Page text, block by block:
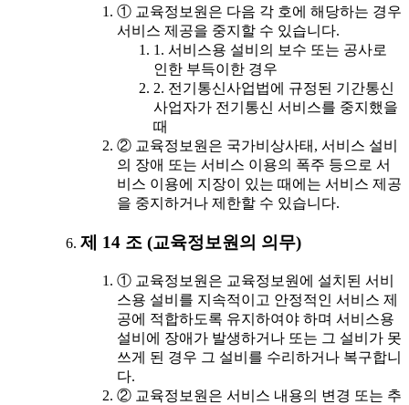
① 교육정보원은 다음 각 호에 해당하는 경우
서비스 제공을 중지할 수 있습니다.
1. 서비스용 설비의 보수 또는 공사로
인한 부득이한 경우
2. 전기통신사업법에 규정된 기간통신
사업자가 전기통신 서비스를 중지했을
때
② 교육정보원은 국가비상사태, 서비스 설비
의 장애 또는 서비스 이용의 폭주 등으로 서
비스 이용에 지장이 있는 때에는 서비스 제공
을 중지하거나 제한할 수 있습니다.
제 14 조 (교육정보원의 의무)
① 교육정보원은 교육정보원에 설치된 서비
스용 설비를 지속적이고 안정적인 서비스 제
공에 적합하도록 유지하여야 하며 서비스용
설비에 장애가 발생하거나 또는 그 설비가 못
쓰게 된 경우 그 설비를 수리하거나 복구합니
다.
② 교육정보원은 서비스 내용의 변경 또는 추